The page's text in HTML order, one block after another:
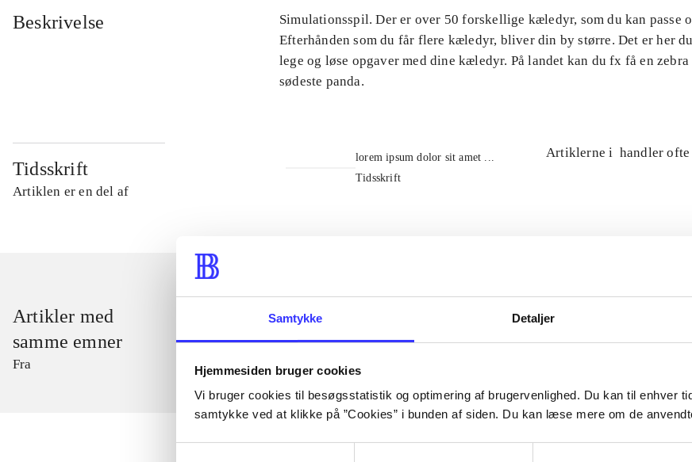
Samtykke Detaljer
Hjemmesiden bruger cookies
Vi bruger cookies til besøgsstatistik og optimering af brugervenlighed. Du kan til enhver
samtykke ved at klikke på ”Cookies” i bunden af siden. Du kan læse mere om de
Beskrivelse
Simulationsspil. Der er over 50 forskellige kæledyr, som du kan passe
Efterhånden som du får flere kæledyr, bliver din by større. Det er her
lege og løse opgaver med dine kæledyr. På landet kan du fx få en zebra
sødeste panda.
Tidsskrift
Artiklen er en del af
lorem ipsum dolor sit amet ...
Tidsskrift
Artiklerne i handler ofte
Artikler med
samme emner
Fra